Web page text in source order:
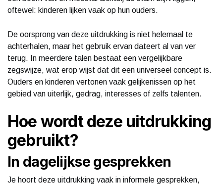
oftewel: kinderen lijken vaak op hun ouders.
De oorsprong van deze uitdrukking is niet helemaal te
achterhalen, maar het gebruik ervan dateert al van ver
terug. In meerdere talen bestaat een vergelijkbare
zegswijze, wat erop wijst dat dit een universeel concept is.
Ouders en kinderen vertonen vaak gelijkenissen op het
gebied van uiterlijk, gedrag, interesses of zelfs talenten.
Hoe wordt deze uitdrukking
gebruikt?
In dagelijkse gesprekken
Je hoort deze uitdrukking vaak in informele gesprekken,